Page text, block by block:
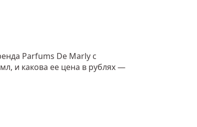
Parfums De Marly с
и какова ее цена в рублях —